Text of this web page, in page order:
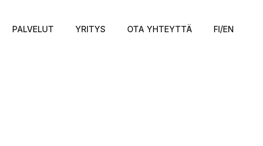
PALVELUT YRITYS OTA YHTEYTTÄ FI/EN